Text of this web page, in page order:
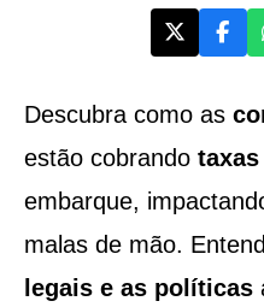
Descubra como as
estão cobrando taxas
embarque,
malas de mão.
legais e as políticas